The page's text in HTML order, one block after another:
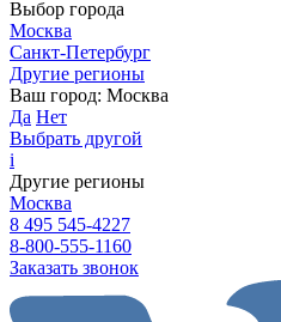
Выбор города
Москва
Санкт-Петербург
Другие регионы
Ваш город: Москва
Да Нет
Выбрать другой
i
Другие регионы
Москва
8 495 545-4227
8-800-555-1160
Заказать звонок